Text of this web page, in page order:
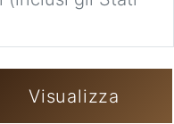
Visualizza